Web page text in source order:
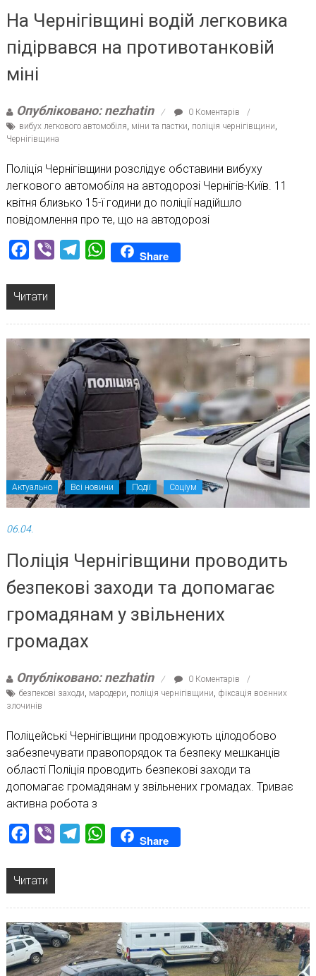
На Чернігівщині водій легковика
підірвався на противотанковій
міні
Опубліковано: nezhatin
0 Коментарів
вибух легкового автомобіля міни та пастки поліція чернігівщини
Чернігівщина
Поліція Чернігівщини розслідує обставини вибуху
легкового автомобіля на автодорозі Чернігів-Київ. 11
квітня близько 15-ї години до поліції надійшло
повідомлення про те, що на автодорозі
Facebook
Viber TelegramWhatsAppShare
Читати
Актуально Всі новини Події Соціум
06.04.
Поліція Чернігівщини проводить
безпекові заходи та допомагає
громадянам у звільнених
громадах
Опубліковано: nezhatin
0 Коментарів
безпекові заходи, мародери, поліція чернігівщини, фіксація воєнних
злочинів
Поліцейські Чернігівщини продовжують цілодобово
забезпечувати правопорядок та безпеку мешканців
області Поліція проводить безпекові заходи та
допомагає громадянам у звільнених громадах. Триває
активна робота з
Facebook
Viber TelegramWhatsAppShare
Читати